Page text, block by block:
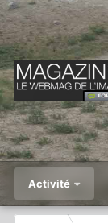
Activité